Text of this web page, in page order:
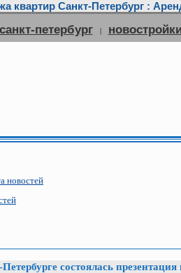
квартир Санкт-Петербург :
петербург |
новостей
состоялась